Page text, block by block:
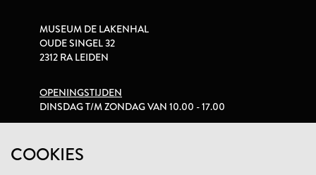
COOKIES
MUSEUM DE LAKENHAL
OUDE SINGEL 32
2312 RA LEIDEN
OPENINGSTIJDEN
DINSDAG T/M ZONDAG VAN 10.00 - 17.00